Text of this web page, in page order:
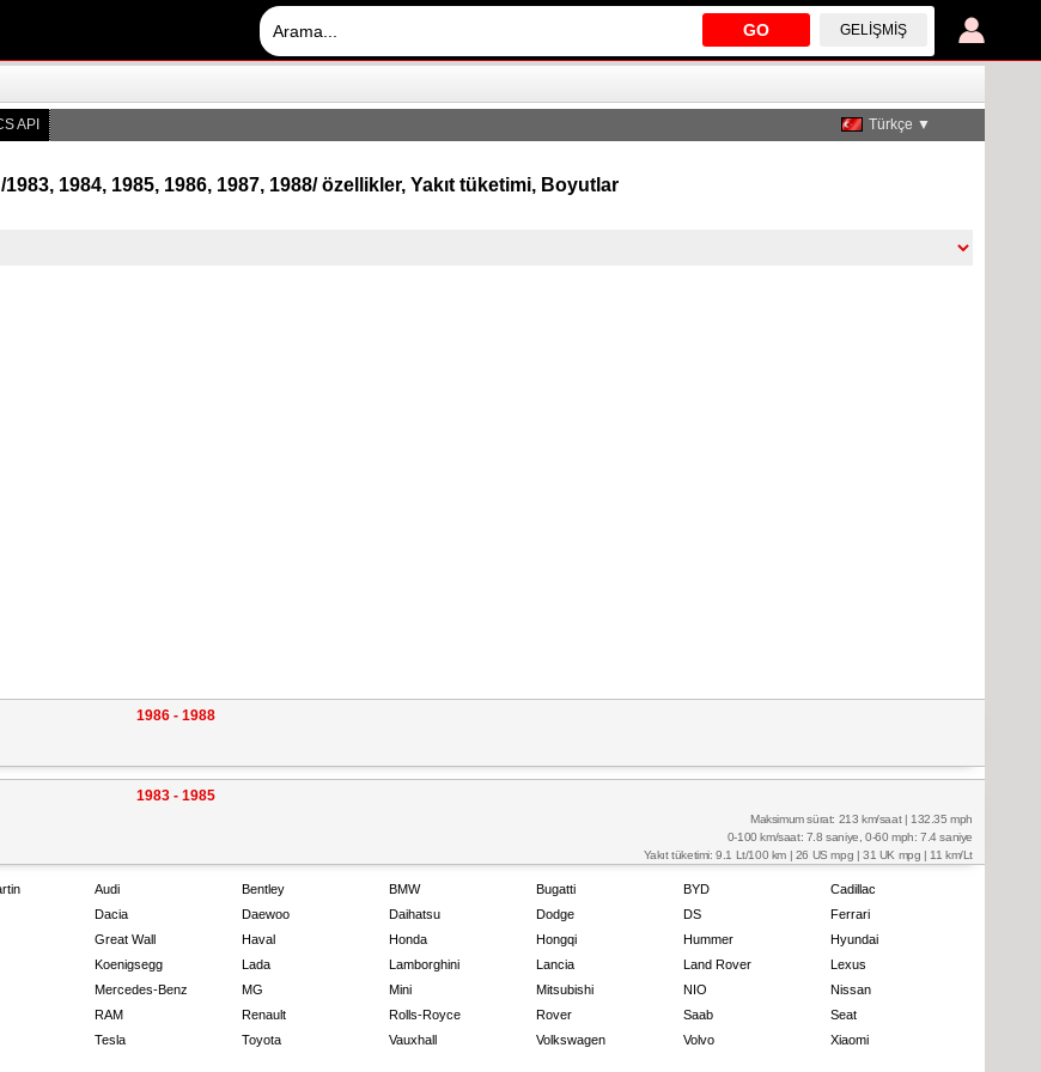
GO GELIŞMIŞ
API Türkçe ▼
1984, 1985, 1986, 1987, 1988/ özellikler, Yakıt tüketimi, Boyutlar
1986 - 1988
1983 - 1985
Maksimum sürat: 213 km/saat | 132.35 mph
0-100 km/saat: 7.8 saniye, 0-60 mph: 7.4 saniye
Yakıt tüketimi: 9.1 Lt/100 km | 26 US mpg | 31 UK mpg | 11 km/Lt
Audi Bentley BMW Bugatti BYD
Cadillac
Dacia Daewoo Daihatsu Dodge DS
Ferrari
Great Wall Haval Honda Hongqi Hummer
Hyundai
Koenigsegg Lada Lamborghini Lancia Land Rover
Lexus
Mercedes-Benz MG Mini Mitsubishi NIO
Nissan
RAM Renault Rolls-Royce Rover Saab
Seat
Tesla Toyota Vauxhall Volkswagen Volvo
Xiaomi